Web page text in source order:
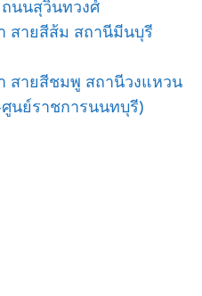
นนสุวินทวงศ์
สายสีส้ม สถานีมีนบุรี
สายสีชมพู สถานีวงแหวน
นย์ราชการนนทบุรี)